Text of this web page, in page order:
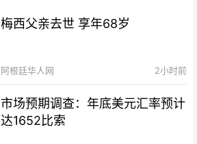
梅西父亲去世 享年68岁
阿根廷华人网 2小时前
市场预期调查：年底美元汇率预计
达1652比索